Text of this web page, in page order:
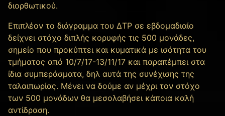
διορθωτικού.
Επιπλέον το διάγραμμα του ΔΤΡ σε εβδομαδιαίο
δείχνει στόχο διπλής κορυφής τις 500 μονάδες,
σημείο που προκύπτει και κυματικά με ισότητα του
τμήματος από 10/7/17-13/11/17 και παραπέμπει στα
ίδια συμπεράσματα, δηλ αυτά της συνέχισης της
ταλαιπωρίας. Μένει να δούμε αν μέχρι τον στόχο
των 500 μονάδων θα μεσολαβήσει κάποια καλή
αντίδραση.